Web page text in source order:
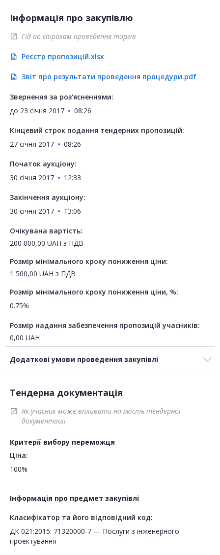
Інформація про закупівлю
open_in_new Гід по строкам проведення торгів
description Реєстр пропозицій.xlsx
description Звіт про результати проведення процедури.pdf
Звернення за роз'ясненнями:
до 23 січня 2017 08:26
Кінцевий строк подання тендерних пропозицій:
27 січня 2017
08:26
Початок аукціону:
30 січня 2017
12:33
Закінчення аукціону:
30 січня 2017
13:06
Очікувана вартість:
200 000,00 UAH з ПДВ
Розмір мінімального кроку пониження ціни:
1 500,00 UAH з ПДВ
Розмір мінімального кроку пониження ціни, %:
0.75%
Розмір надання забезпечення пропозицій учасників:
0,00 UAH
Додаткові умови проведення закупівлі
Тендерна документація
open_in_new
Як учасник може впливати на якість тендерної
документації
Критерії вибору переможця
Ціна:
100%
Інформація про предмет закупівлі
Класифікатор та його відповідний код:
ДК 021:2015: 71320000-7 — Послуги з інженерного
проектування